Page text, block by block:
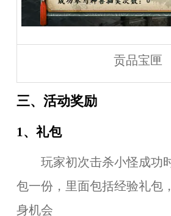
贡品宝匣
三、活动奖励
1、礼包
玩家初次击杀小怪成功
包一份，里面包括经验礼包
身机会